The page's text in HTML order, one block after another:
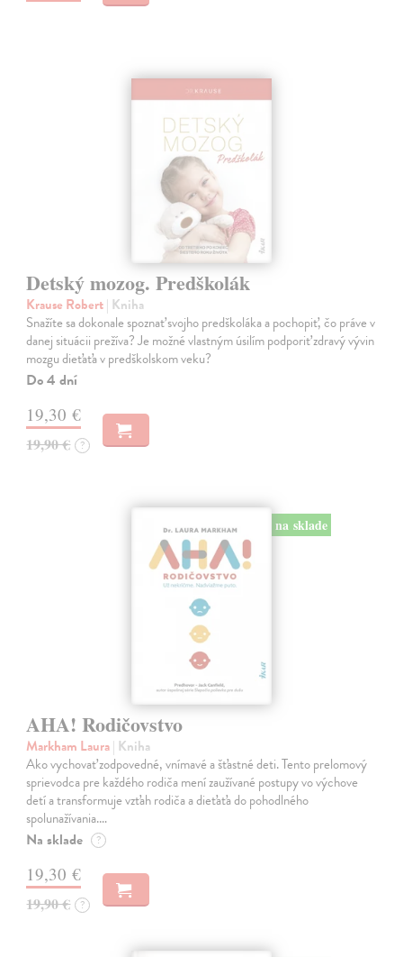
Detský mozog. Predškolák
Krause Robert| Kniha
Snažíte sa dokonale spoznať svojho predškoláka a pochopiť, čo práve v
danej situácii prežíva? Je možné vlastným úsilím podporiť zdravý vývin
mozgu dieťaťa v predškolskom veku?
Do 4 dní
19,30 €
19,90 € ?
na sklade
AHA! Rodičovstvo
Markham Laura| Kniha
Ako vychovať zodpovedné, vnímavé a šťastné deti. Tento prelomový
sprievodca pre každého rodiča mení zaužívané postupy vo výchove
detí a transformuje vzťah rodiča a dieťaťa do pohodlného
spolunažívania.…
Na sklade ?
19,30 €
19,90 € ?